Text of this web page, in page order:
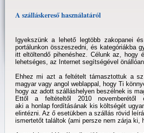
A szálláskereső használatáról
Igyekszünk a lehető legtöbb zakopanei
portálunkon összeszedni, és kategóriákba
itt eltöltendő pihenéshez. Célunk az, hogy
lehetséges, az Internet segítségével
Ehhez mi azt a feltételt támasztottuk a
magyar vagy angol weblappal, hogy Ti
hogy az adott szálláshelyen beszélnek is
Ettől a feltételtől 2010
aki a honlap fordításának kis költségét
elintézni. Az ő esetükben a szállás rövid
ismertetőt találtok (ami persze nem zárja